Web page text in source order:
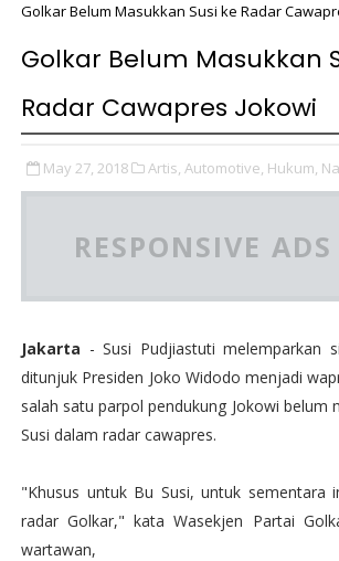
Golkar Belum Masukkan Susi ke Radar
Golkar Belum Masukkan
Radar Cawapres Jokowi
May 27, 2018 Artis, Automotive, Hukum,
RESPONSIVE ADS
Jakarta - Susi Pudjiastuti melemparkan
ditunjuk Presiden Joko Widodo menjadi
salah satu parpol pendukung Jokowi belum
Susi dalam radar cawapres.
"Khusus untuk Bu Susi, untuk sementara
radar Golkar," kata Wasekjen Partai
wartawan,